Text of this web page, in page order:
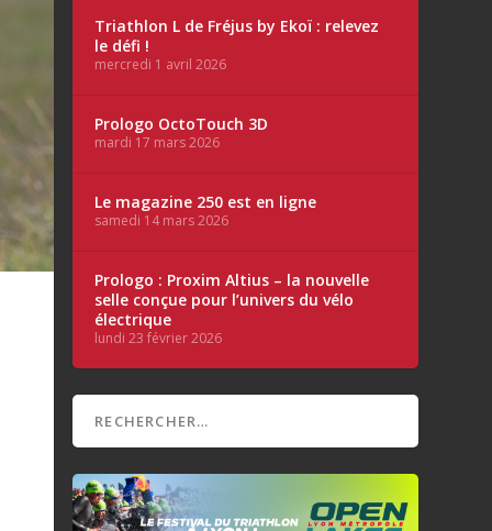
Triathlon L de Fréjus by Ekoï : relevez
le défi !
mercredi 1 avril 2026
Prologo OctoTouch 3D
mardi 17 mars 2026
Le magazine 250 est en ligne
samedi 14 mars 2026
Prologo : Proxim Altius – la nouvelle
selle conçue pour l’univers du vélo
électrique
lundi 23 février 2026